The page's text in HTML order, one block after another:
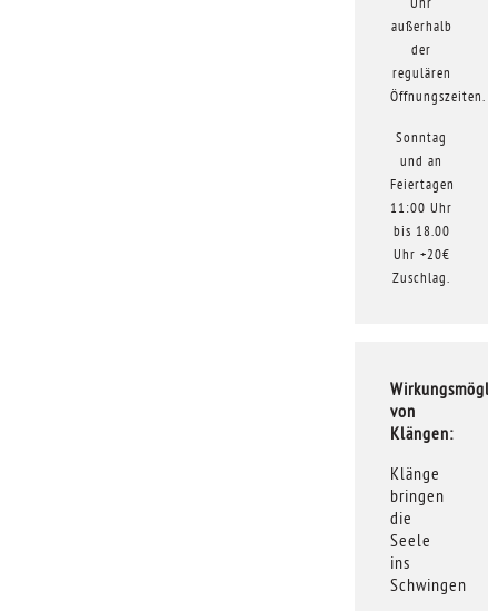
außerhalb
der
regulären
Öffnungszeiten.
Sonntag
und an
Feiertagen
11:00 Uhr
bis 18.00
Uhr +20€
Zuschlag.
von
Klängen:
Klänge
bringen
die
Seele
ins
Schwingen